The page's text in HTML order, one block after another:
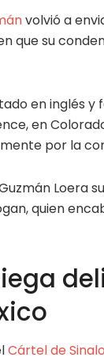
volvió a
que su
en inglés y
en
por la
Loera
quien
Cártel de